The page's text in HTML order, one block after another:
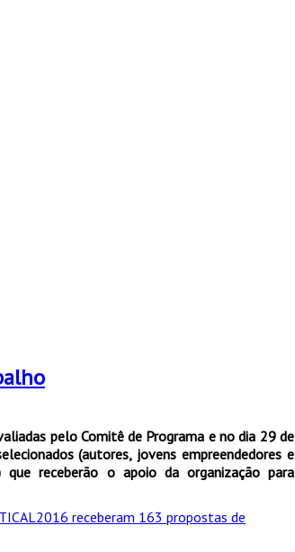
pelo Comitê de Programa e no dia 29 de
(autores, jovens empreendedores e
que receberão o apoio da organização para
receberam 163 propostas de